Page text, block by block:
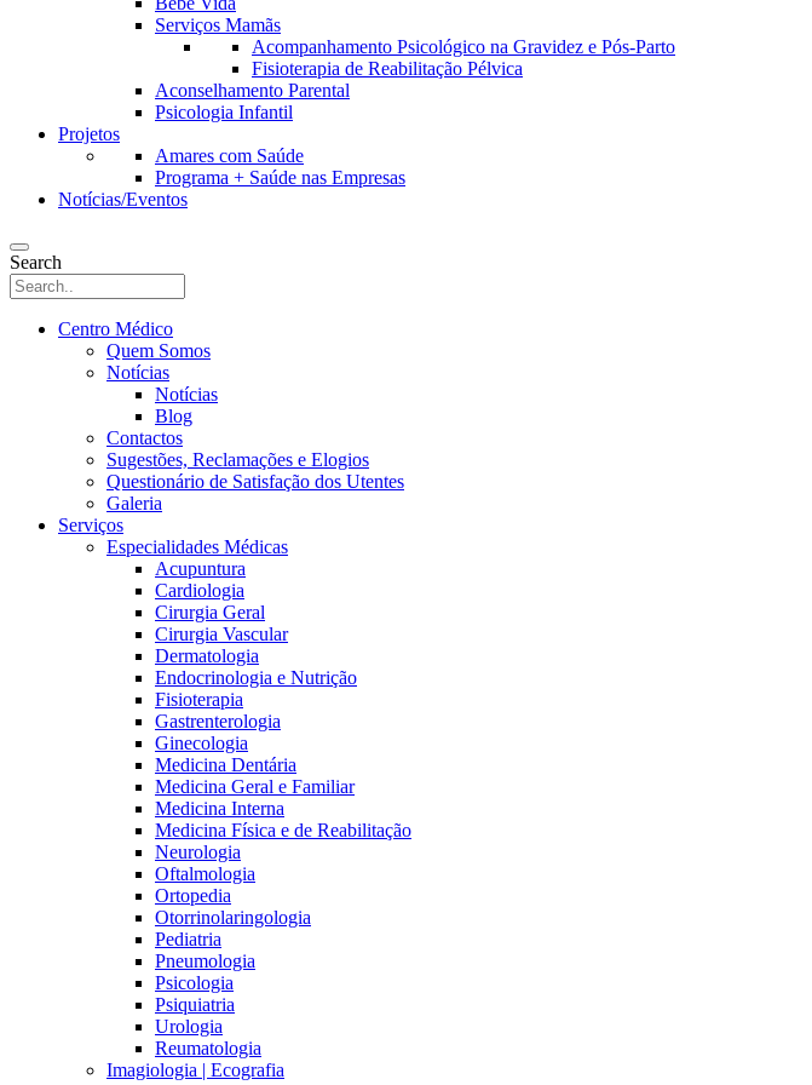
Serviços Mamãs
Acompanhamento Psicológico na Gravidez e Pós-Parto
Fisioterapia de Reabilitação Pélvica
Aconselhamento Parental
Psicologia Infantil
Projetos
Amares com Saúde
Programa + Saúde nas Empresas
Notícias/Eventos
Search
Centro Médico
Quem Somos
Notícias
Notícias
Blog
Contactos
Sugestões, Reclamações e Elogios
Questionário de Satisfação dos Utentes
Galeria
Serviços
Especialidades Médicas
Acupuntura
Cardiologia
Cirurgia Geral
Cirurgia Vascular
Dermatologia
Endocrinologia e Nutrição
Fisioterapia
Gastrenterologia
Ginecologia
Medicina Dentária
Medicina Geral e Familiar
Medicina Interna
Medicina Física e de Reabilitação
Neurologia
Oftalmologia
Ortopedia
Otorrinolaringologia
Pediatria
Pneumologia
Psicologia
Psiquiatria
Urologia
Reumatologia
Imagiologia | Ecografia